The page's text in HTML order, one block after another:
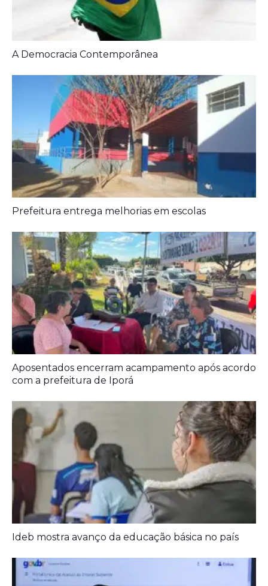
A Democracia Contemporânea
Prefeitura entrega melhorias em escolas
Aposentados encerram acampamento após acordo
com a prefeitura de Iporá
Ideb mostra avanço da educação básica no país